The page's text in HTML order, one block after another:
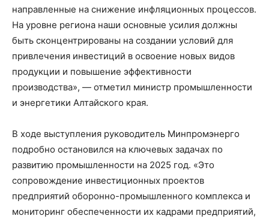
направленные на снижение инфляционных процессов.
На уровне региона наши основные усилия должны
быть сконцентрированы на создании условий для
привлечения инвестиций в освоение новых видов
продукции и повышение эффективности
производства», — отметил министр промышленности
и энергетики Алтайского края.
В ходе выступления руководитель Минпромэнерго
подробно остановился на ключевых задачах по
развитию промышленности на 2025 год. «Это
сопровождение инвестиционных проектов
предприятий оборонно-промышленного комплекса и
мониторинг обеспеченности их кадрами предприятий,